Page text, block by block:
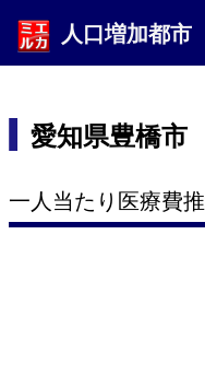
人口増加都市
愛知県豊橋市
一人当たり医療費